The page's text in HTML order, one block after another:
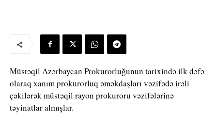
Müstəqil Azərbaycan Prokurorluğunun tarixində ilk dəfə
olaraq xanım prokurorluq əməkdaşları vəzifədə irəli
çəkilərək müstəqil rayon prokuroru vəzifələrinə
təyinatlar almışlar.